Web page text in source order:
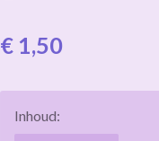
€ 1,50
Inhoud: